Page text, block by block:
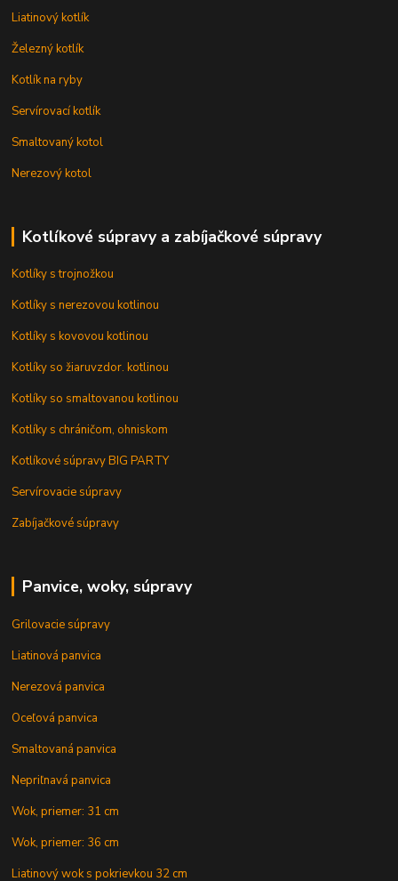
Liatinový kotlík
Železný kotlík
Kotlík na ryby
Servírovací kotlík
Smaltovaný kotol
Nerezový kotol
Kotlíkové súpravy a zabíjačkové súpravy
Kotlíky s trojnožkou
Kotlíky s nerezovou kotlinou
Kotlíky s kovovou kotlinou
Kotlíky so žiaruvzdor. kotlinou
Kotlíky so smaltovanou kotlinou
Kotlíky s chráničom, ohniskom
Kotlíkové súpravy BIG PARTY
Servírovacie súpravy
Zabíjačkové súpravy
Panvice, woky, súpravy
Grilovacie súpravy
Liatinová panvica
Nerezová panvica
Oceľová panvica
Smaltovaná panvica
Nepriľnavá panvica
Wok, priemer: 31 cm
Wok, priemer: 36 cm
Liatinový wok s pokrievkou 32 cm